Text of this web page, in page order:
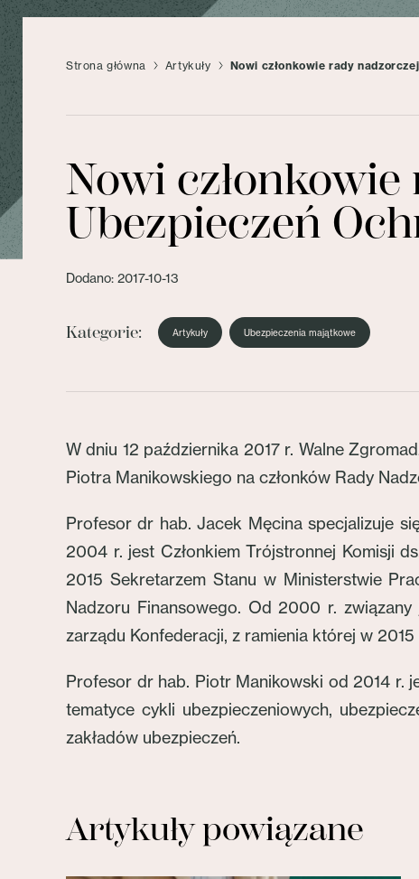
Strona główna Artykuły Nowi członkowie rady
Nowi
Ubezpieczeń
Dodano: 2017-10-13
Kategorie: Artykuły Ubezpieczenia majątkowe
W dniu 12 października 2017 r. Walne
Piotra Manikowskiego na członków Rady
Profesor dr hab. Jacek Męcina specjalizuje
2004 r. jest Członkiem Trójstronnej Komisji
2015 Sekretarzem Stanu w Ministerstwie
Nadzoru Finansowego. Od 2000 r.
zarządu Konfederacji, z ramienia której w 2015
Profesor dr hab. Piotr Manikowski od 2014 r.
tematyce cykli ubezpieczeniowych,
zakładów ubezpieczeń.
Artykuły powiązane